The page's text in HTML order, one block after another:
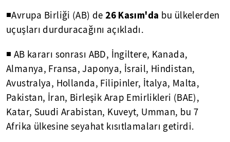
◾Avrupa Birliği (AB) de 26 Kasım'da bu ülkelerden
uçuşları durduracağını açıkladı.
◾ AB kararı sonrası ABD, İngiltere, Kanada,
Almanya, Fransa, Japonya, İsrail, Hindistan,
Avustralya, Hollanda, Filipinler, İtalya, Malta,
Pakistan, İran, Birleşik Arap Emirlikleri (BAE),
Katar, Suudi Arabistan, Kuveyt, Umman, bu 7
Afrika ülkesine seyahat kısıtlamaları getirdi.